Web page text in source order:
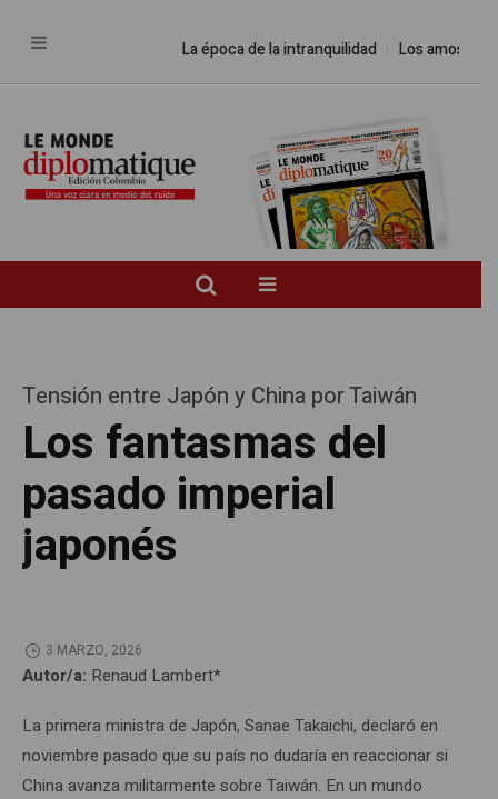
La época de la intranquilidad Los amos del
Tensión entre Japón y China por Taiwán
Los fantasmas del
pasado imperial
japonés
3 MARZO, 2026
Autor/a: Renaud Lambert*
La primera ministra de Japón, Sanae Takaichi, declaró en
noviembre pasado que su país no dudaría en reaccionar si
China avanza militarmente sobre Taiwán. En un mundo